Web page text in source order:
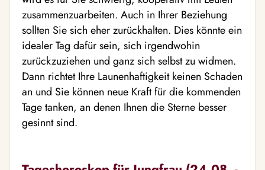
zusammenzuarbeiten. Auch in Ihrer Beziehung
sollten Sie sich eher zurückhalten. Dies könnte ein
idealer Tag dafür sein, sich irgendwohin
zurückzuziehen und ganz sich selbst zu widmen.
Dann richtet Ihre Launenhaftigkeit keinen Schaden
an und Sie können neue Kraft für die kommenden
Tage tanken, an denen Ihnen die Sterne besser
gesinnt sind.